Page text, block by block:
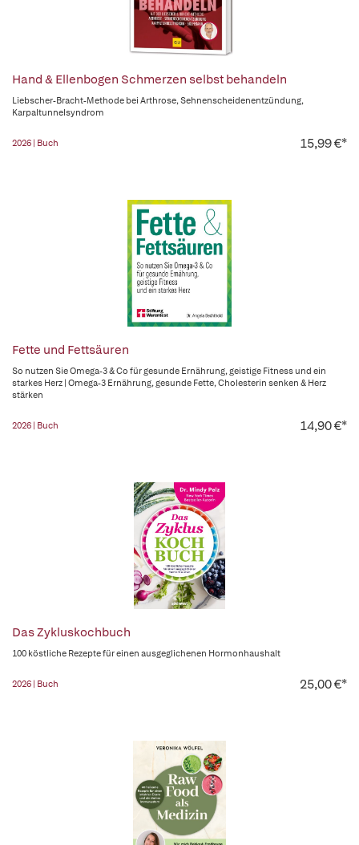
Hand & Ellenbogen Schmerzen selbst behandeln
Liebscher-Bracht-Methode bei Arthrose, Sehnenscheidenentzündung,
Karpaltunnelsyndrom
2026 | Buch 15,99 €*
Fette und Fettsäuren
So nutzen Sie Omega-3 & Co für gesunde Ernährung, geistige Fitness und ein
starkes Herz | Omega-3 Ernährung, gesunde Fette, Cholesterin senken & Herz
stärken
2026 | Buch 14,90 €*
Das Zykluskochbuch
100 köstliche Rezepte für einen ausgeglichenen Hormonhaushalt
2026 | Buch 25,00 €*